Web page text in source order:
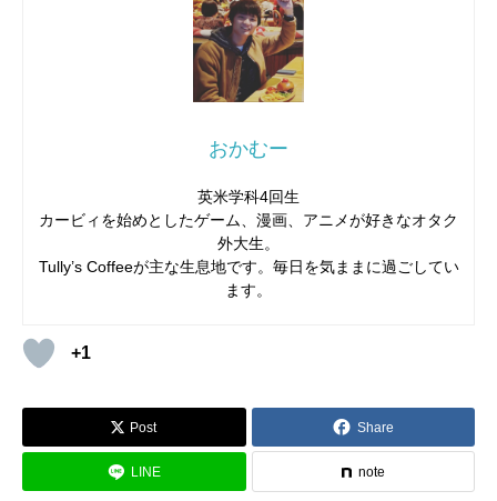
おかむー
英米学科4回生
カービィを始めとしたゲーム、漫画、アニメが好きなオタク
外大生。
Tully’s Coffeeが主な生息地です。毎日を気ままに過ごしてい
ます。
+1
Post Share
LINE note